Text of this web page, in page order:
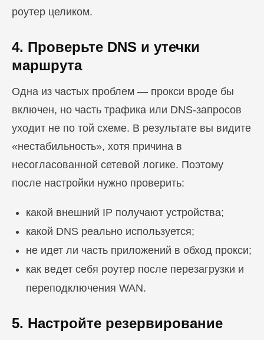
роутер целиком.
4. Проверьте DNS и утечки
маршрута
Одна из частых проблем — прокси вроде бы
включен, но часть трафика или DNS-запросов
уходит не по той схеме. В результате вы видите
«нестабильность», хотя причина в
несогласованной сетевой логике. Поэтому
после настройки нужно проверить:
какой внешний IP получают устройства;
какой DNS реально используется;
не идет ли часть приложений в обход прокси;
как ведет себя роутер после перезагрузки и
переподключения WAN.
5. Настройте резервирование